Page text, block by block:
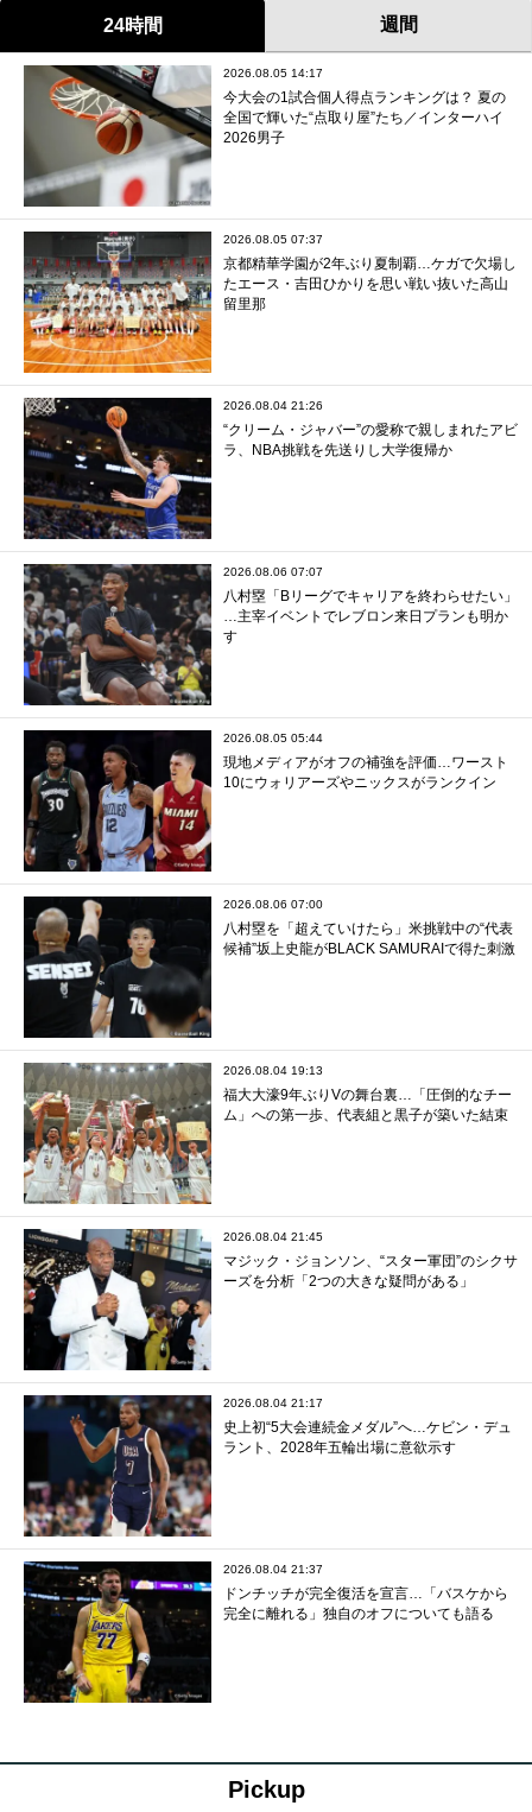
24時間 週間
2026.08.05 14:17
今大会の1試合個人得点ランキングは？ 夏の
全国で輝いた“点取り屋”たち／インターハイ
2026男子
2026.08.05 07:37
京都精華学園が2年ぶり夏制覇…ケガで欠場し
たエース・吉田ひかりを思い戦い抜いた高山
留里那
2026.08.04 21:26
“クリーム・ジャバー”の愛称で親しまれたアビ
ラ、NBA挑戦を先送りし大学復帰か
2026.08.06 07:07
八村塁「Bリーグでキャリアを終わらせたい」
…主宰イベントでレブロン来日プランも明か
す
2026.08.05 05:44
現地メディアがオフの補強を評価…ワースト
10にウォリアーズやニックスがランクイン
2026.08.06 07:00
八村塁を「超えていけたら」米挑戦中の“代表
候補”坂上史龍がBLACK SAMURAIで得た刺激
2026.08.04 19:13
福大大濠9年ぶりVの舞台裏…「圧倒的なチー
ム」への第一歩、代表組と黒子が築いた結束
2026.08.04 21:45
マジック・ジョンソン、“スター軍団”のシクサ
ーズを分析「2つの大きな疑問がある」
2026.08.04 21:17
史上初“5大会連続金メダル”へ…ケビン・デュ
ラント、2028年五輪出場に意欲示す
2026.08.04 21:37
ドンチッチが完全復活を宣言…「バスケから
完全に離れる」独自のオフについても語る
Pickup